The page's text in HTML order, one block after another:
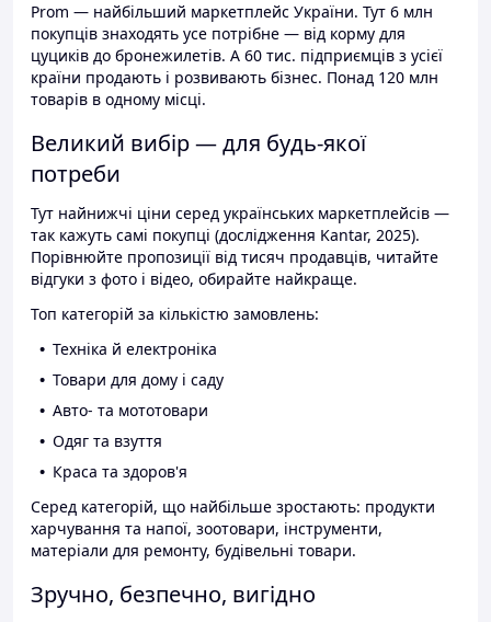
Prom — найбільший маркетплейс України. Тут 6 млн
покупців знаходять усе потрібне — від корму для
цуциків до бронежилетів. А 60 тис. підприємців з усієї
країни продають і розвивають бізнес. Понад 120 млн
товарів в одному місці.
Великий вибір — для будь-якої
потреби
Тут найнижчі ціни серед українських маркетплейсів —
так кажуть самі покупці (дослідження Kantar, 2025).
Порівнюйте пропозиції від тисяч продавців, читайте
відгуки з фото і відео, обирайте найкраще.
Топ категорій за кількістю замовлень:
Техніка й електроніка
Товари для дому і саду
Авто- та мототовари
Одяг та взуття
Краса та здоров'я
Серед категорій, що найбільше зростають: продукти
харчування та напої, зоотовари, інструменти,
матеріали для ремонту, будівельні товари.
Зручно, безпечно, вигідно